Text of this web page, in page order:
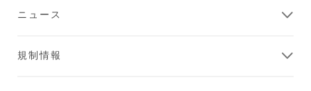
ニュース
規制情報